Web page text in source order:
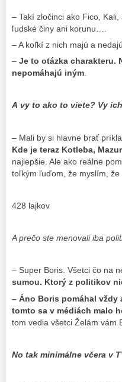
– Takí zločinci ako Fico,
ľudské činy ani korunu….
– A koľkí z nich majú a
– Je to otázka charakteru.
nepomáhajú iným
A vy to ako to viete? Vy
– Mali by si hlavne brať
Kde je teraz Kotleba,
najlepšie. Ale ako reálne
toľkým ľuďom, že myslím,
428 lajkov
A prečo ste menovali iba
– Super Boris. Všetci čo na
sumou. Ktorý z politikov
– Áno Boris pomáhal
tomto sa v médiách malo
tom vedia všetci Želám vám
No tak minimálne včera v